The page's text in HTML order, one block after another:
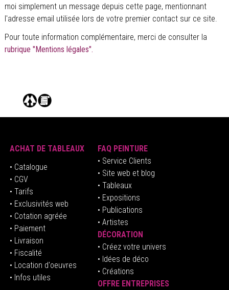
moi simplement un message depuis cette page, mentionnant
l'adresse email utilisée lors de votre premier contact sur ce site.
Pour toute information complémentaire, merci de consulter la
rubrique "Mentions légales".
ACHAT DE TABLEAUX
• Catalogue
• CGV
• Tarifs
• Exclusivités web
• Cotation agréée
• Paiement
• Livraison
• Fiscalité
• Location d'oeuvres
• Infos utiles
FAQ PEINTURE
• Service Clients
• Site web et blog
• Tableaux
• Expositions
• Publications
• Artistes
DÉCORATION
• Créez votre univers
• Idées de déco
• Créations
OFFRE ENTREPRISES